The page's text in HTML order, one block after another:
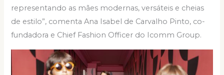
representando as mães modernas, versáteis e cheias
de estilo”, comenta Ana Isabel de Carvalho Pinto, co-
fundadora e Chief Fashion Officer do Icomm Group.